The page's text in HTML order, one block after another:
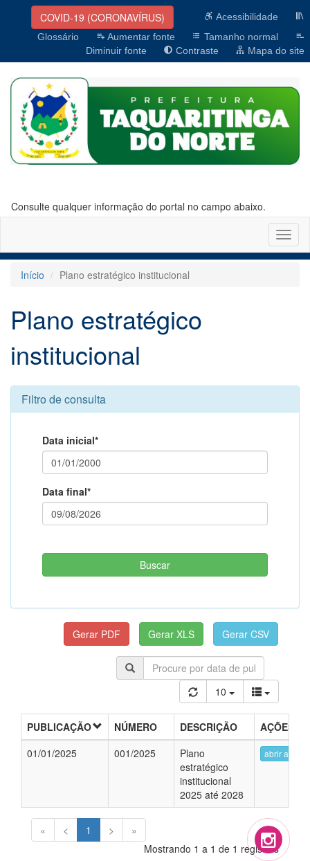
COVID-19 (CORONAVÍRUS)
Acessibilidade
Glossário
Aumentar fonte
Tamanho normal
Diminuir fonte
Contraste Mapa do site
Consulte qualquer informação do portal no campo abaixo.
Início
Plano estratégico institucional
Plano estratégico
institucional
Filtro de consulta
Data inicial*
Data final*
10
PUBLICAÇÃO NÚMERO DESCRIÇÃO
AÇÕES
01/01/2025
001/2025
Plano
estratégico
institucional
2025 até 2028
abrir
« < 1 >
»
Mostrando 1 a 1 de 1 registros